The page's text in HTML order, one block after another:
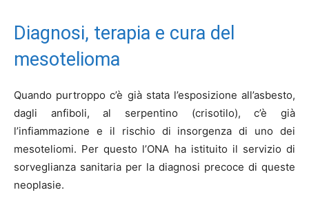
Diagnosi, terapia e cura del
mesotelioma
Quando purtroppo c’è già stata l’esposizione all’asbesto,
dagli anfiboli, al serpentino (crisotilo), c’è già
l’infiammazione e il rischio di insorgenza di uno dei
mesoteliomi. Per questo l’ONA ha istituito il servizio di
sorveglianza sanitaria per la diagnosi precoce di queste
neoplasie.